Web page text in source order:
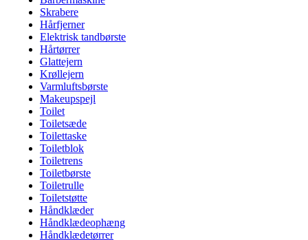
Skrabere
Hårfjerner
Elektrisk tandbørste
Hårtørrer
Glattejern
Krøllejern
Varmluftsbørste
Makeupspejl
Toilet
Toiletsæde
Toilettaske
Toiletblok
Toiletrens
Toiletbørste
Toiletrulle
Toiletstøtte
Håndklæder
Håndklædeophæng
Håndklædetørrer